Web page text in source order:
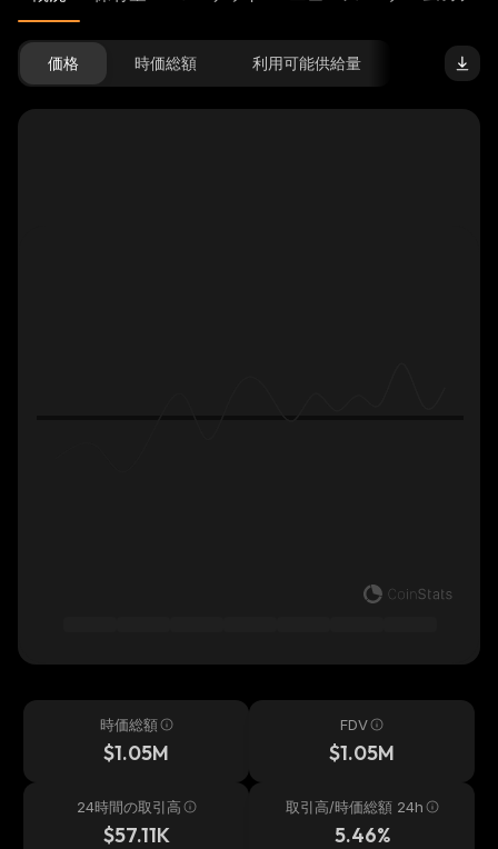
価格 時価総額 利用可能供給量
時価総額
$1.05M
FDV
$1.05M
24時間の取引高
$57.11K
取引高/時価総額 24h
5.46%